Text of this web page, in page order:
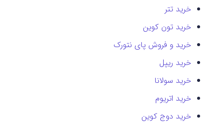
خرید تتر
خرید تون کوین
خرید و فروش پای نتورک
خرید ریپل
خرید سولانا
خرید اتریوم
خرید دوج کوین